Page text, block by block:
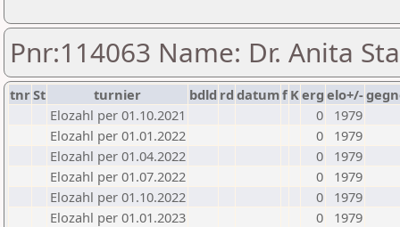
Pnr:114063 Name: Dr. Anita
tnrSt turnier bdld rd datumf Kerg elo+/-
Elozahl per 01.10.2021
0
1979
Elozahl per 01.01.2022
0
1979
Elozahl per 01.04.2022
0
1979
Elozahl per 01.07.2022
0
1979
Elozahl per 01.10.2022
0
1979
Elozahl per 01.01.2023
0
1979